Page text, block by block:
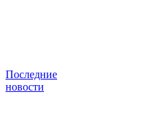
Последние
новости